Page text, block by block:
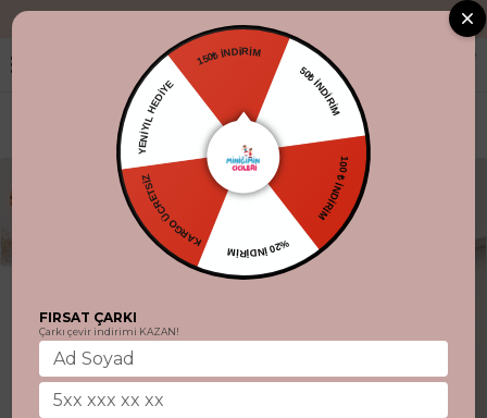
"Aynı gün
150₺ İNDİRİM
50₺ İNDİRİM
100 ₺ İNDİRİM
%20 İNDİRİM
KARGO ÜCRETSİZ
YENİYIL HEDİYE
FIRSAT ÇARKI
Çarkı çevir indirimi KAZAN!